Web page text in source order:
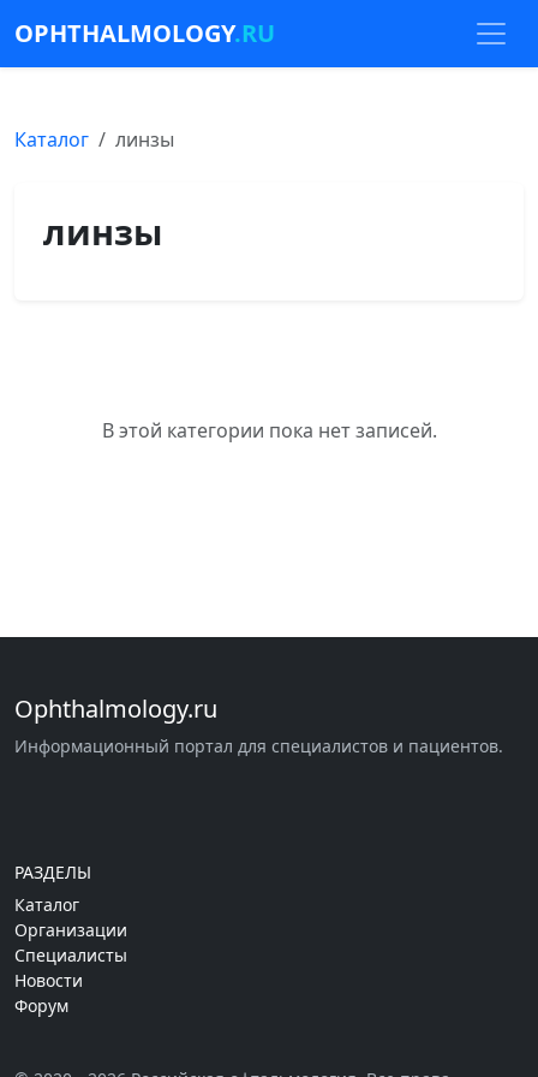
OPHTHALMOLOGY.RU
Каталог линзы
линзы
В этой категории пока нет записей.
Ophthalmology.ru
Информационный портал для специалистов и пациентов.
РАЗДЕЛЫ
Каталог
Организации
Специалисты
Новости
Форум